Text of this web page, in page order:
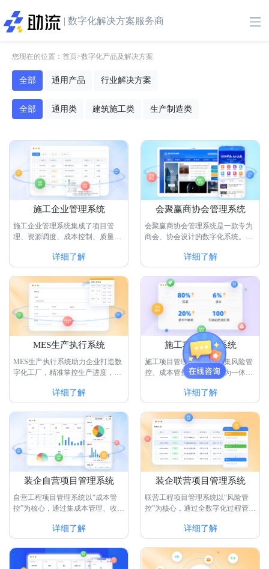
| 数字化解决方案服务商
您现在的位置： 首页>数字化产品及解决方案
全部 通用产品 行业解决方案
全部 通用类 建筑施工类 生产制造类
施工企业管理系统
施工企业管理系统集成了项目管
理、资源调度、成本控制、质量管
和协同作业，···详细了解
会聚赢商协会管理系统
会聚赢商协会管理系统是一款专为
商会、协会设计的数字化系统。该
需商机、内···详细了解
MES生产执行系统
MES生产执行系统助力企业打造数
字化工厂，精准掌控生产进度，合
业解决生产数···详细了解
施工项目管理系统
施工项目管理系统是一款集风险管
控、成本管控、效率提升为一体的
松管理和监···详细了解
装企自营项目管理系统
自营工程项目管理系统以“成本管
控”为核心，通过集成本管理、收支
详细了解
装企联营项目管理系统
联营工程项目管理系统以“风险管
控”为核心，通过全数字化过程管
周期管理合···详细了解